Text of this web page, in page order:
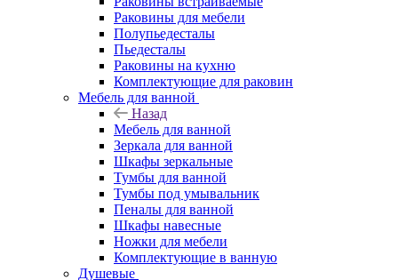
Раковины для мебели
Полупьедесталы
Пьедесталы
Раковины на кухню
Комплектующие для раковин
Мебель для ванной
Назад
Мебель для ванной
Зеркала для ванной
Шкафы зеркальные
Тумбы для ванной
Тумбы под умывальник
Пеналы для ванной
Шкафы навесные
Ножки для мебели
Комплектующие в ванную
Душевые